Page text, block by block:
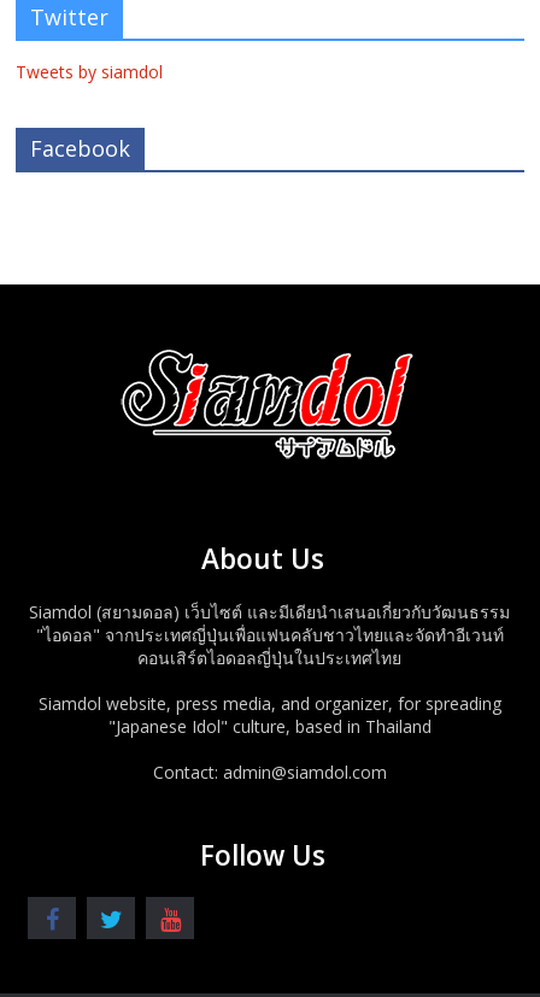
Twitter
Tweets by siamdol
Facebook
About Us
Siamdol (สยามดอล) เว็บไซต์ และมีเดียนำเสนอเกี่ยวกับวัฒนธรรม
"ไอดอล" จากประเทศญี่ปุ่นเพื่อแฟนคลับชาวไทยและจัดทำอีเวนท์
คอนเสิร์ตไอดอลญี่ปุ่นในประเทศไทย
Siamdol website, press media, and organizer, for spreading
"Japanese Idol" culture, based in Thailand
Contact: admin@siamdol.com
Follow Us